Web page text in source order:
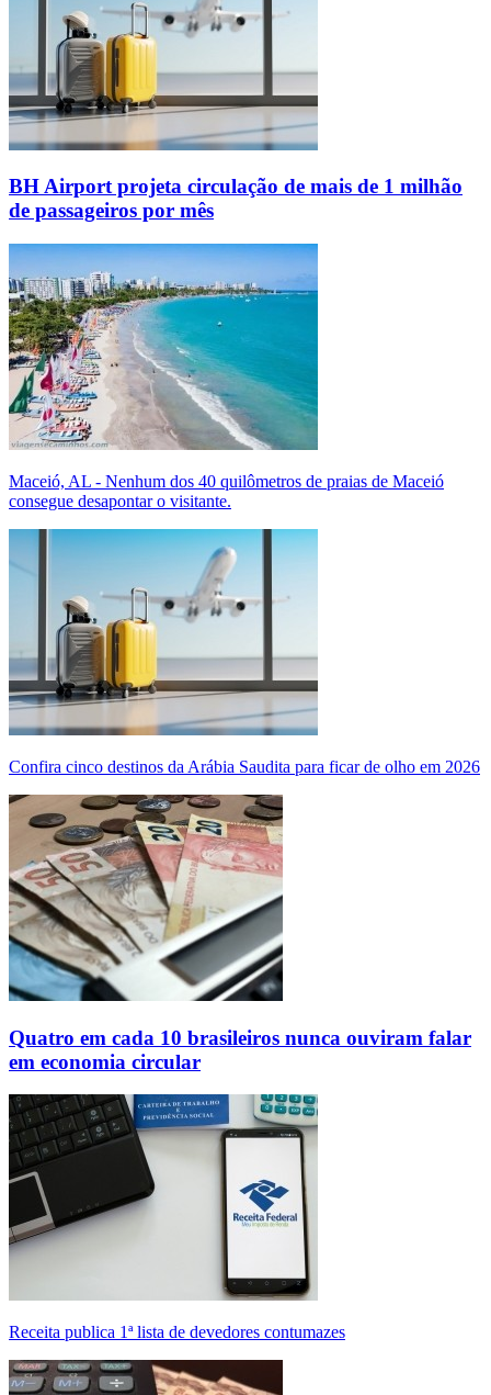
BH Airport projeta circulação de mais de 1 milhão
de passageiros por mês
Maceió, AL - Nenhum dos 40 quilômetros de praias de Maceió
consegue desapontar o visitante.
Confira cinco destinos da Arábia Saudita para ficar de olho em 2026
Quatro em cada 10 brasileiros nunca ouviram falar
em economia circular
Receita publica 1ª lista de devedores contumazes